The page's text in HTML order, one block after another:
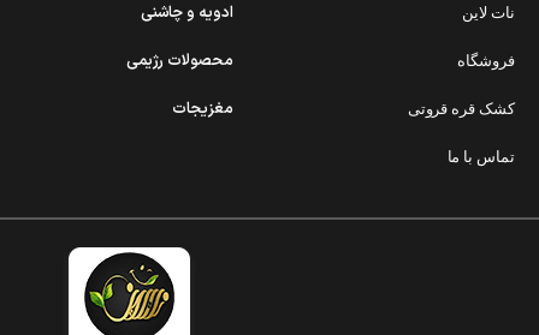
نات لاین
فروشگاه
کشک قره قروتی
تماس با ما
ادویه و چاشنی
محصولات رژیمی
مغزیجات